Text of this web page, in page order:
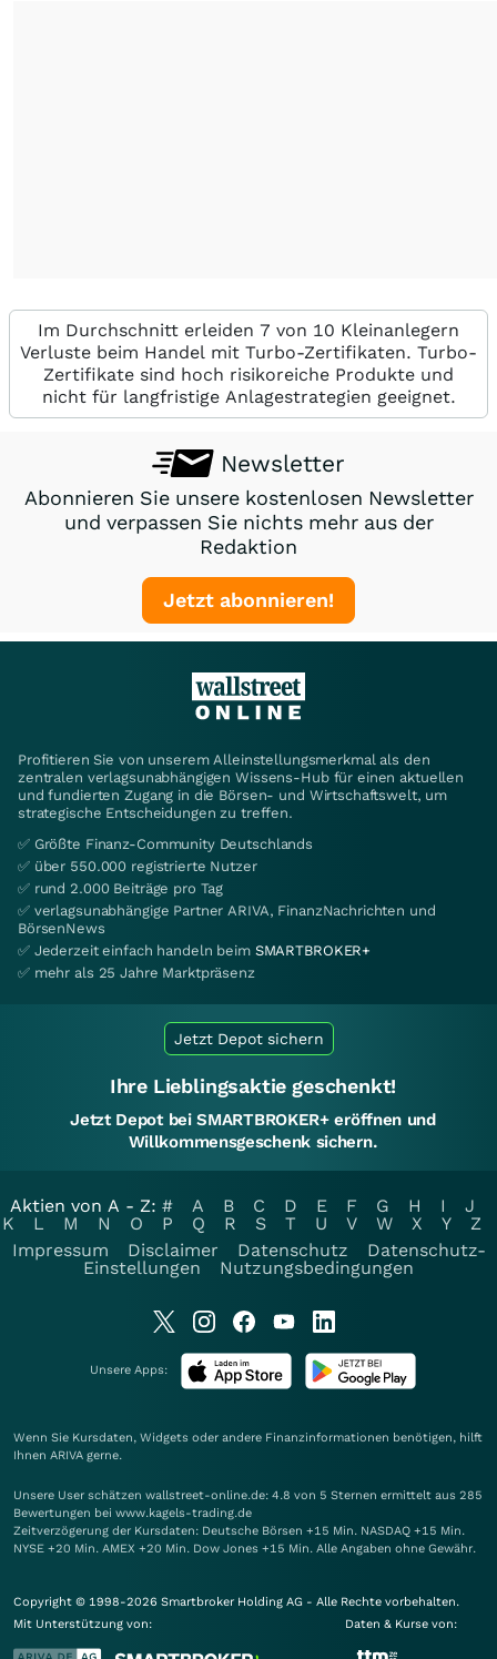
Im Durchschnitt erleiden 7 von 10 Kleinanlegern
Verluste beim Handel mit Turbo-Zertifikaten. Turbo-
Zertifikate sind hoch risikoreiche Produkte und
nicht für langfristige Anlagestrategien geeignet.
Newsletter
Abonnieren Sie unsere kostenlosen Newsletter
und verpassen Sie nichts mehr aus der
Redaktion
Jetzt abonnieren!
Profitieren Sie von unserem Alleinstellungsmerkmal als den
zentralen verlagsunabhängigen Wissens-Hub für einen aktuellen
und fundierten Zugang in die Börsen- und Wirtschaftswelt, um
strategische Entscheidungen zu treffen.
✅ Größte Finanz-Community Deutschlands
✅ über 550.000 registrierte Nutzer
✅ rund 2.000 Beiträge pro Tag
✅ verlagsunabhängige Partner ARIVA, FinanzNachrichten und
BörsenNews
✅ Jederzeit einfach handeln beim SMARTBROKER+
✅ mehr als 25 Jahre Marktpräsenz
Jetzt Depot sichern
Ihre Lieblingsaktie geschenkt!
Jetzt Depot bei SMARTBROKER+ eröffnen und
Willkommensgeschenk sichern.
Aktien von A - Z: # A B C D E F G H I
J
K
L M N O P Q R S T U V W X Y
Z
Impressum
Disclaimer Datenschutz
Datenschutz-
Einstellungen
Nutzungsbedingungen
Unsere Apps:
Wenn Sie Kursdaten, Widgets oder andere Finanzinformationen benötigen, hilft
Ihnen ARIVA gerne.
Unsere User schätzen wallstreet-online.de: 4.8 von 5 Sternen ermittelt aus 285
Bewertungen bei www.kagels-trading.de
Zeitverzögerung der Kursdaten: Deutsche Börsen +15 Min. NASDAQ +15 Min.
NYSE +20 Min. AMEX +20 Min. Dow Jones +15 Min. Alle Angaben ohne Gewähr.
Copyright © 1998-2026 Smartbroker Holding AG - Alle Rechte vorbehalten.
Mit Unterstützung von:
Daten & Kurse von: